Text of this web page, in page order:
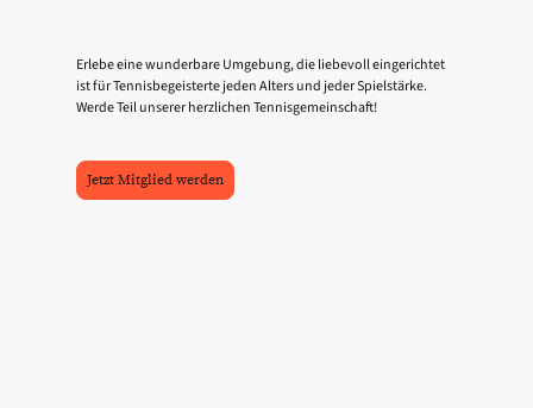
Erlebe eine wunderbare Umgebung, die liebevoll eingerichtet
ist für Tennisbegeisterte jeden Alters und jeder Spielstärke.
Werde Teil unserer herzlichen Tennisgemeinschaft!
Jetzt Mitglied werden